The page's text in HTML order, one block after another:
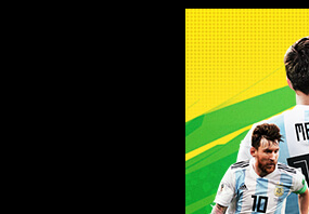
系统提示